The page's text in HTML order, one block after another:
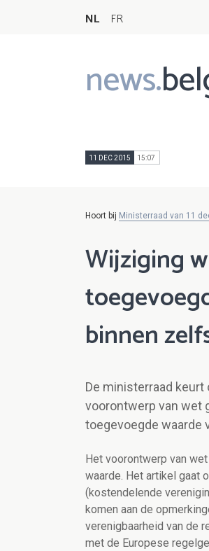
NL FR
news.
Main
navigation
11 DEC 2015 15:07
Hoort bij Ministerraad van 11
Wijziging
binnen
De ministerraad keurt
voorontwerp van wet
toegevoegde waarde
Het voorontwerp van
waarde. Het artikel gaat
(kostendelende
komen aan de
verenigbaarheid van de
met de Europese